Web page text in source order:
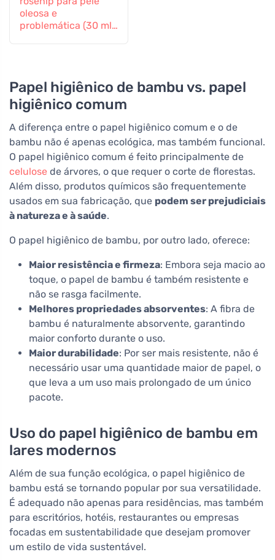
oleosa e
problemática (30 ml)
Papel higiênico de bambu vs. papel
higiênico comum
A diferença entre o papel higiênico comum e o de
bambu não é apenas ecológica, mas também funcional.
O papel higiênico comum é feito principalmente de
celulose de árvores, o que requer o corte de florestas.
Além disso, produtos químicos são frequentemente
usados em sua fabricação, que podem ser prejudiciais
à natureza e à saúde.
O papel higiênico de bambu, por outro lado, oferece:
Maior resistência e firmeza: Embora seja macio ao
toque, o papel de bambu é também resistente e
não se rasga facilmente.
Melhores propriedades absorventes: A fibra de
bambu é naturalmente absorvente, garantindo
maior conforto durante o uso.
Maior durabilidade: Por ser mais resistente, não é
necessário usar uma quantidade maior de papel, o
que leva a um uso mais prolongado de um único
pacote.
Uso do papel higiênico de bambu em
lares modernos
Além de sua função ecológica, o papel higiênico de
bambu está se tornando popular por sua versatilidade.
É adequado não apenas para residências, mas também
para escritórios, hotéis, restaurantes ou empresas
focadas em sustentabilidade que desejam promover
um estilo de vida sustentável.